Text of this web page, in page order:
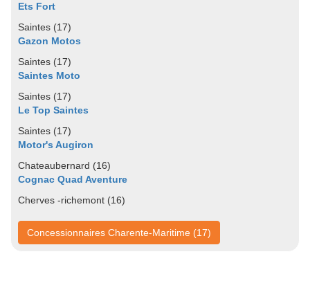
Ets Fort
Saintes (17)
Gazon Motos
Saintes (17)
Saintes Moto
Saintes (17)
Le Top Saintes
Saintes (17)
Motor's Augiron
Chateaubernard (16)
Cognac Quad Aventure
Cherves -richemont (16)
Concessionnaires Charente-Maritime (17)